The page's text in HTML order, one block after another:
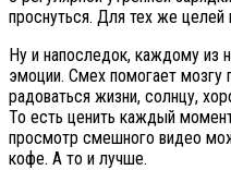
проснуться. Для тех же
Ну и напоследок, каждому из
эмоции. Смех помогает мозгу
радоваться жизни, солнцу,
То есть ценить каждый
просмотр смешного видео
кофе. А то и лучше.